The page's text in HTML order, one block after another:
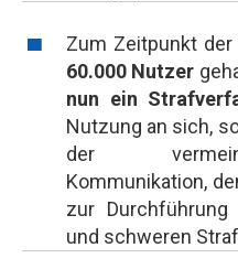
Zum Zeitpunkt der
60.000 Nutzer
nun ein
Nutzung an sich,
der
Kommunikation,
zur
und schweren